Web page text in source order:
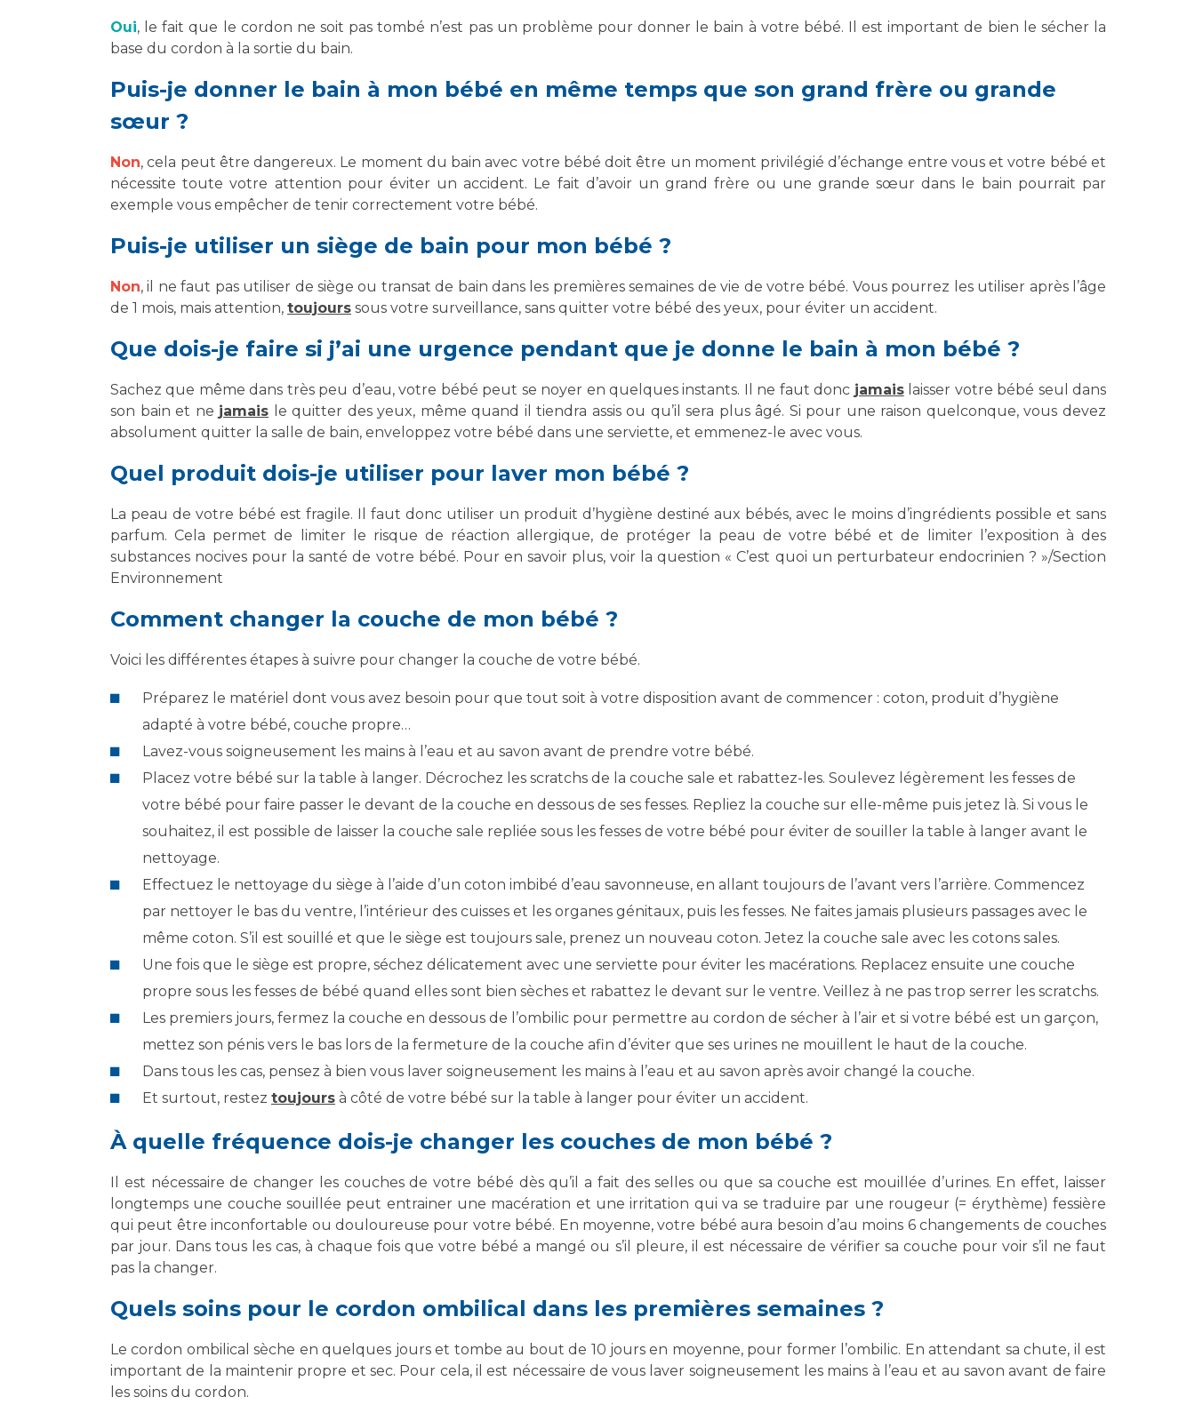
Oui, le fait que le cordon ne soit pas tombé n’est pas un problème pour donner le bain à votre bébé. Il est important de bien le sécher la
base du cordon à la sortie du bain.
Puis-je donner le bain à mon bébé en même temps que son grand frère ou grande
sœur ?
Non, cela peut être dangereux. Le moment du bain avec votre bébé doit être un moment privilégié d’échange entre vous et votre bébé et
nécessite toute votre attention pour éviter un accident. Le fait d’avoir un grand frère ou une grande sœur dans le bain pourrait par
exemple vous empêcher de tenir correctement votre bébé.
Puis-je utiliser un siège de bain pour mon bébé ?
Non, il ne faut pas utiliser de siège ou transat de bain dans les premières semaines de vie de votre bébé. Vous pourrez les utiliser après l’âge
de 1 mois, mais attention, toujours sous votre surveillance, sans quitter votre bébé des yeux, pour éviter un accident.
Que dois-je faire si j’ai une urgence pendant que je donne le bain à mon bébé ?
Sachez que même dans très peu d’eau, votre bébé peut se noyer en quelques instants. Il ne faut donc jamaislaisser votre bébé seul dans
son bain et ne jamais le quitter des yeux, même quand il tiendra assis ou qu’il sera plus âgé. Si pour une raison quelconque, vous devez
absolument quitter la salle de bain, enveloppez votre bébé dans une serviette, et emmenez-le avec vous.
Quel produit dois-je utiliser pour laver mon bébé ?
La peau de votre bébé est fragile. Il faut donc utiliser un produit d’hygiène destiné aux bébés, avec le moins d’ingrédients possible et sans
parfum. Cela permet de limiter le risque de réaction allergique, de protéger la peau de votre bébé et de limiter l’exposition à des
substances nocives pour la santé de votre bébé. Pour en savoir plus, voir la question « C’est quoi un perturbateur endocrinien ? »/Section
Environnement
Comment changer la couche de mon bébé ?
Voici les différentes étapes à suivre pour changer la couche de votre bébé.
Préparez le matériel dont vous avez besoin pour que tout soit à votre disposition avant de commencer : coton, produit d’hygiène
adapté à votre bébé, couche propre…
Lavez-vous soigneusement les mains à l’eau et au savon avant de prendre votre bébé.
Placez votre bébé sur la table à langer. Décrochez les scratchs de la couche sale et rabattez-les. Soulevez légèrement les fesses de
votre bébé pour faire passer le devant de la couche en dessous de ses fesses. Repliez la couche sur elle-même puis jetez là. Si vous le
souhaitez, il est possible de laisser la couche sale repliée sous les fesses de votre bébé pour éviter de souiller la table à langer avant le
nettoyage.
Effectuez le nettoyage du siège à l’aide d’un coton imbibé d’eau savonneuse, en allant toujours de l’avant vers l’arrière. Commencez
par nettoyer le bas du ventre, l’intérieur des cuisses et les organes génitaux, puis les fesses. Ne faites jamais plusieurs passages avec le
même coton. S’il est souillé et que le siège est toujours sale, prenez un nouveau coton. Jetez la couche sale avec les cotons sales.
Une fois que le siège est propre, séchez délicatement avec une serviette pour éviter les macérations. Replacez ensuite une couche
propre sous les fesses de bébé quand elles sont bien sèches et rabattez le devant sur le ventre. Veillez à ne pas trop serrer les scratchs.
Les premiers jours, fermez la couche en dessous de l’ombilic pour permettre au cordon de sécher à l’air et si votre bébé est un garçon,
mettez son pénis vers le bas lors de la fermeture de la couche afin d’éviter que ses urines ne mouillent le haut de la couche.
Dans tous les cas, pensez à bien vous laver soigneusement les mains à l’eau et au savon après avoir changé la couche.
Et surtout, restez toujours à côté de votre bébé sur la table à langer pour éviter un accident.
À quelle fréquence dois-je changer les couches de mon bébé ?
Il est nécessaire de changer les couches de votre bébé dès qu’il a fait des selles ou que sa couche est mouillée d’urines. En effet, laisser
longtemps une couche souillée peut entrainer une macération et une irritation qui va se traduire par une rougeur (= érythème) fessière
qui peut être inconfortable ou douloureuse pour votre bébé. En moyenne, votre bébé aura besoin d’au moins 6 changements de couches
par jour. Dans tous les cas, à chaque fois que votre bébé a mangé ou s’il pleure, il est nécessaire de vérifier sa couche pour voir s’il ne faut
pas la changer.
Quels soins pour le cordon ombilical dans les premières semaines ?
Le cordon ombilical sèche en quelques jours et tombe au bout de 10 jours en moyenne, pour former l’ombilic. En attendant sa chute, il est
important de la maintenir propre et sec. Pour cela, il est nécessaire de vous laver soigneusement les mains à l’eau et au savon avant de faire
les soins du cordon.